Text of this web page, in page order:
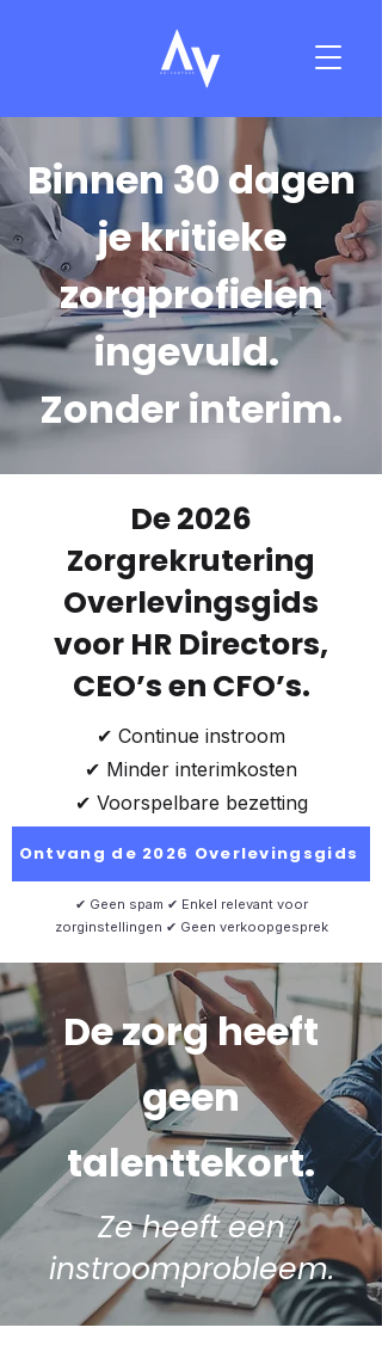
Binnen 30 dagen
je kritieke
zorgprofielen
ingevuld.
Zonder interim.
De 2026
Zorgrekrutering
Overlevingsgids
voor HR Directors,
CEO’s en CFO’s.
​✔ Continue instroom
✔ Minder interimkosten
✔ Voorspelbare bezetting
Ontvang de 2026 Overlevingsgids
✔ Geen spam ✔ Enkel relevant voor
zorginstellingen ✔ Geen verkoopgesprek
De zorg heeft
geen
talenttekort.
Ze heeft een
instroomprobleem.